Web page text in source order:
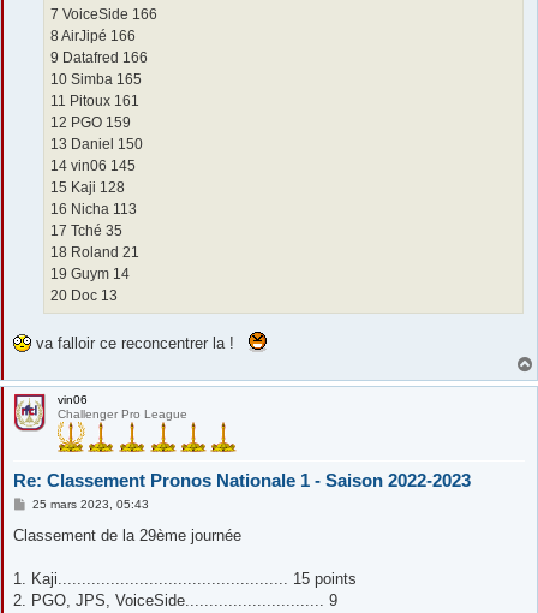
7 VoiceSide 166
8 AirJipé 166
9 Datafred 166
10 Simba 165
11 Pitoux 161
12 PGO 159
13 Daniel 150
14 vin06 145
15 Kaji 128
16 Nicha 113
17 Tché 35
18 Roland 21
19 Guym 14
20 Doc 13
va falloir ce reconcentrer la !
vin06
Challenger Pro League
Re: Classement Pronos Nationale 1 - Saison 2022-2023
M
s
g
25 mars 2023, 05:43
Classement de la 29ème journée
1. Kaji................................................ 15 points
2. PGO, JPS, VoiceSide............................. 9